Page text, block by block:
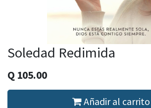
Soledad Redimida
Q 105.00
Añadir al carrito